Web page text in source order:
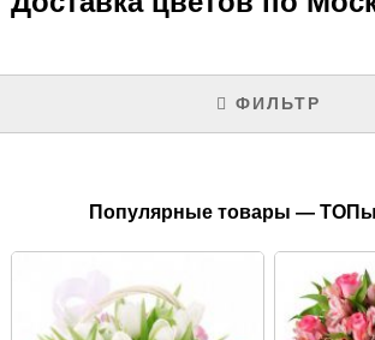
ФИЛЬТР
Популярные товары —